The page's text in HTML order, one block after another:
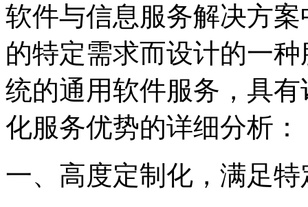
软件与信息服务解决方
的特定需求而设计的一
统的通用软件服务，具
化服务优势的详细分析：
一、高度定制化，满足特